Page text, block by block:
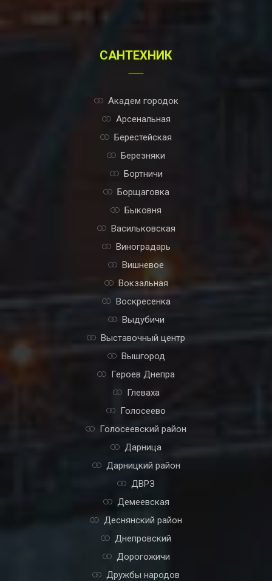
САНТЕХНИК
Академ городок
Арсенальная
Берестейская
Березняки
Бортничи
Борщаговка
Быковня
Васильковская
Виноградарь
Вишневое
Вокзальная
Воскресенка
Выдубичи
Выставочный центр
Вышгород
Героев Днепра
Глеваха
Голосеево
Голосеевский район
Дарница
Дарницкий район
ДВРЗ
Демеевская
Деснянский район
Днепровский
Дорогожичи
Дружбы народов